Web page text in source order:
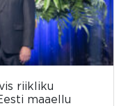
riikliku
maaellu